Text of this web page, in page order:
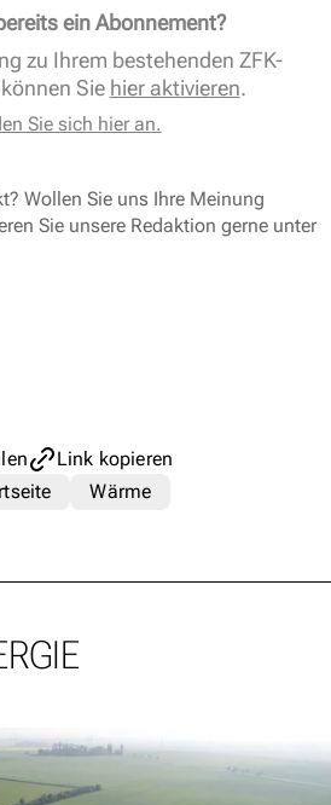
ein Abonnement?
zu Ihrem bestehenden ZFK-
Sie hier aktivieren.
Sie sich hier an.
Wollen Sie uns Ihre Meinung
Sie unsere Redaktion gerne unter
Link kopieren
Wärme